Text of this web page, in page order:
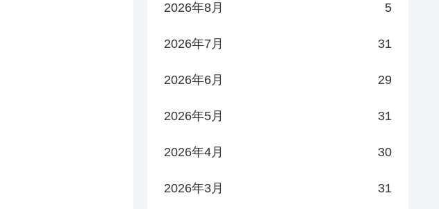
2026年8月 5
2026年7月 31
2026年6月 29
2026年5月 31
2026年4月 30
2026年3月 31